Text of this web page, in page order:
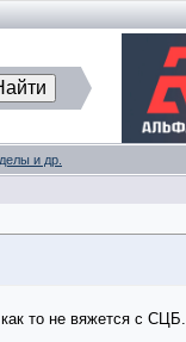
и др.
то не вяжется с СЦБ.